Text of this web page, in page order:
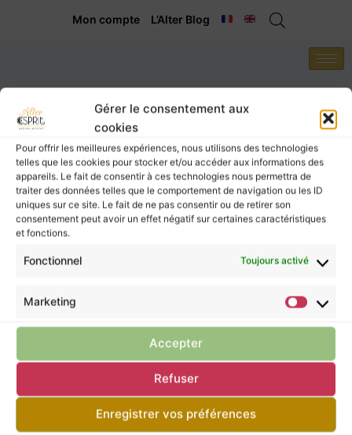
Gérer le consentement aux
cookies
Pour offrir les meilleures expériences, nous utilisons des technologies
telles que les cookies pour stocker et/ou accéder aux informations des
appareils. Le fait de consentir à ces technologies nous permettra de
traiter des données telles que le comportement de navigation ou les ID
uniques sur ce site. Le fait de ne pas consentir ou de retirer son
consentement peut avoir un effet négatif sur certaines caractéristiques
et fonctions.
Fonctionnel Toujours activé
Marketing
Accepter
Refuser
Enregistrer vos préférences
Mon compte L’Alter Blog